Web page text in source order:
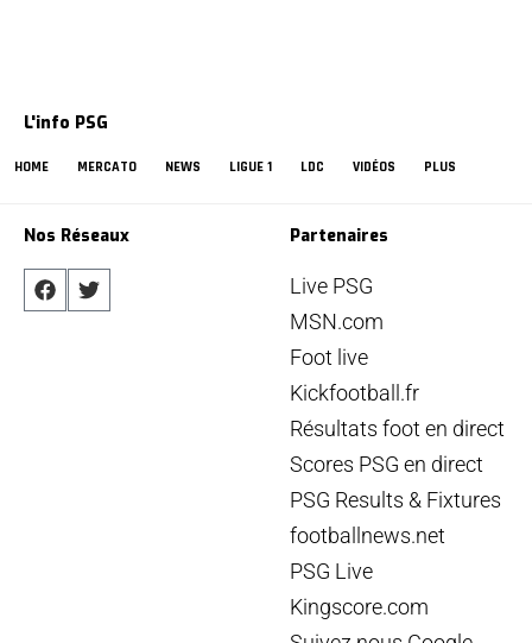
L'info PSG
HOME MERCATO NEWS LIGUE 1 LDC VIDÉOS PLUS
Nos Réseaux Partenaires
Live PSG
MSN.com
Foot live
Kickfootball.fr
Résultats foot en direct
Scores PSG en direct
PSG Results & Fixtures
footballnews.net
PSG Live
Kingscore.com